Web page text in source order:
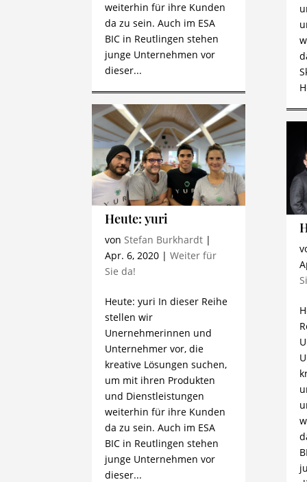
weiterhin für ihre Kunden
da zu sein. Auch im ESA
BIC in Reutlingen stehen
junge Unternehmen vor
dieser...
Heute: yuri
vonStefan Burkhardt |
Apr. 6, 2020 |Weiter für
Sie da!
Heute: yuri In dieser Reihe
stellen wir
Unernehmerinnen und
Unternehmer vor, die
kreative Lösungen suchen,
um mit ihren Produkten
und Dienstleistungen
weiterhin für ihre Kunden
da zu sein. Auch im ESA
BIC in Reutlingen stehen
junge Unternehmen vor
dieser...